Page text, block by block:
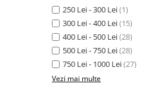
250 Lei - 300 Lei(1)
300 Lei - 400 Lei(15)
400 Lei - 500 Lei(28)
500 Lei - 750 Lei(28)
750 Lei - 1000 Lei(27)
Vezi mai multe